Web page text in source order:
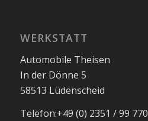
WERKSTATT
Automobile Theisen
In der Dönne 5
58513 Lüdenscheid
Telefon:+49 (0) 2351 / 99 770